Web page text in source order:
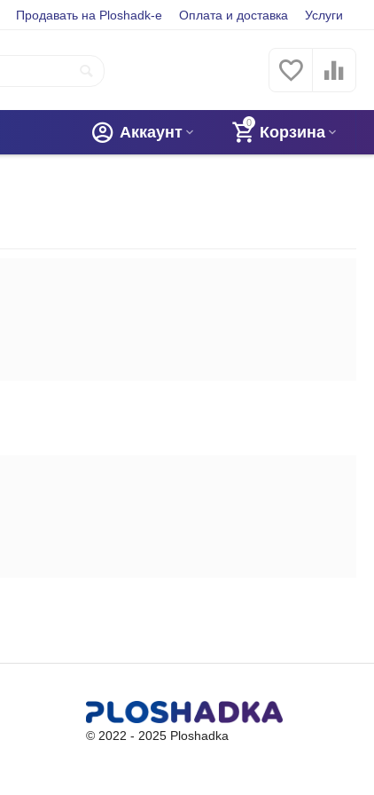
Продавать на Ploshadk-e Оплата и доставка Услуги
0
Корзина
Аккаунт
© 2022 - 2025 Ploshadka